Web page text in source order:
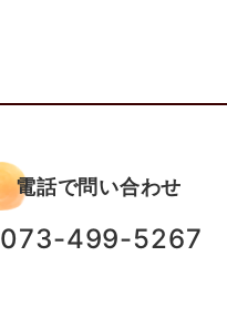
電話で問い合わせ
073-499-5267